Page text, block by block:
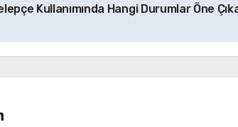
Kullanımında Hangi Durumlar Öne